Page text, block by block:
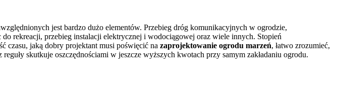
jest bardzo dużo elementów. Przebieg dróg komunikacyjnych w ogrodzie,
rekreacji, przebieg instalacji elektrycznej i wodociągowej oraz wiele innych. Stopień
czasu, jaką dobry projektant musi poświęcić na zaprojektowanie ogrodu marzeń, łatwo zrozumieć,
skutkuje oszczędnościami w jeszcze wyższych kwotach przy samym zakładaniu ogrodu.